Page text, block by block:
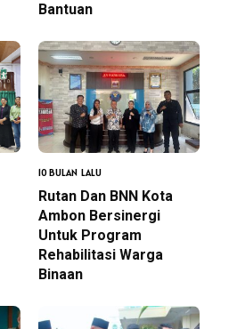
Bantuan
10 BULAN LALU
Rutan Dan BNN Kota
Ambon Bersinergi
Untuk Program
Rehabilitasi Warga
Binaan